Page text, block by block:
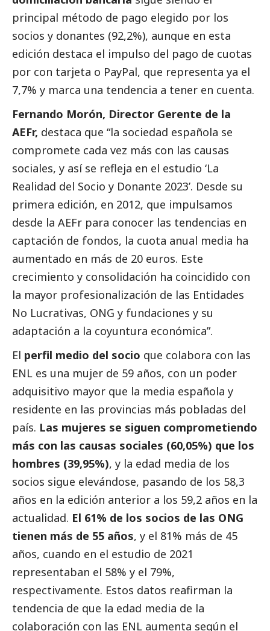
principal método de pago elegido por los
socios y donantes (92,2%), aunque en esta
edición destaca el impulso del pago de cuotas
por con tarjeta o PayPal, que representa ya el
7,7% y marca una tendencia a tener en cuenta.
Fernando Morón, Director Gerente de la
AEFr, destaca que “la sociedad española se
compromete cada vez más con las causas
sociales, y así se refleja en el estudio ‘La
Realidad del Socio y Donante 2023’. Desde su
primera edición, en 2012, que impulsamos
desde la AEFr para conocer las tendencias en
captación de fondos, la cuota anual media ha
aumentado en más de 20 euros. Este
crecimiento y consolidación ha coincidido con
la mayor profesionalización de las Entidades
No Lucrativas, ONG y fundaciones y su
adaptación a la coyuntura económica”.
El perfil medio del socio que colabora con las
ENL es una mujer de 59 años, con un poder
adquisitivo mayor que la media española y
residente en las provincias más pobladas del
país. Las mujeres se siguen comprometiendo
más con las causas sociales (60,05%) que los
hombres (39,95%), y la edad media de los
socios sigue elevándose, pasando de los 58,3
años en la edición anterior a los 59,2 años en la
actualidad. El 61% de los socios de las ONG
tienen más de 55 años, y el 81% más de 45
años, cuando en el estudio de 2021
representaban el 58% y el 79%,
respectivamente. Estos datos reafirman la
tendencia de que la edad media de la
colaboración con las ENL aumenta según el